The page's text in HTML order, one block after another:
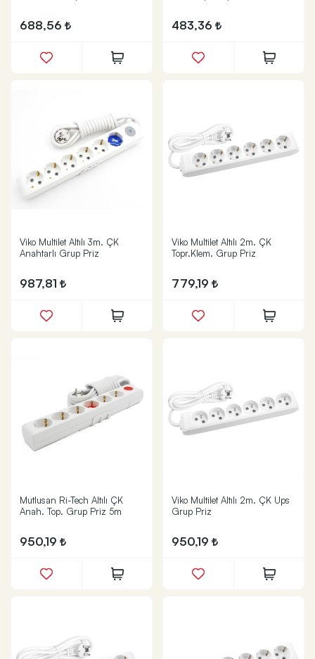
688,56 483,36
Viko Multilet Altılı 3m. ÇK
Anahtarlı Grup Priz
987,81
Viko Multilet Altılı 2m. ÇK
Topr.Klem. Grup Priz
779,19
Mutlusan Ri-Tech Altılı ÇK
Anah. Top. Grup Priz 5m
950,19
Viko Multilet Altılı 2m. ÇK Ups
Grup Priz
950,19